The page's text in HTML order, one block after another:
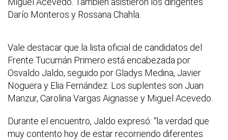
Darío Monteros y Rossana Chahla.
Vale destacar que la lista oficial de candidatos del
Frente Tucumán Primero está encabezada por
Osvaldo Jaldo, seguido por Gladys Medina, Javier
Noguera y Elia Fernández. Los suplentes son Juan
Manzur, Carolina Vargas Aignasse y Miguel Acevedo.
Durante el encuentro, Jaldo expresó: “la verdad que
muy contento hoy de estar recorriendo diferentes